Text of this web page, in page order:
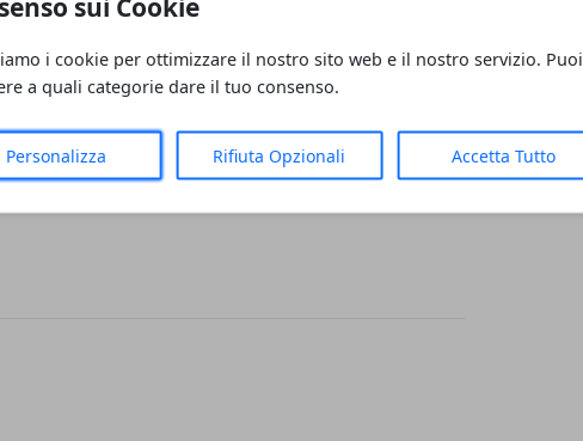
i cookie per ottimizzare il nostro sito web e il nostro servizio. Puoi
a quali categorie dare il tuo consenso.
Personalizza Rifiuta Opzionali Accetta Tutto
superiore, o universitaria, ed una
inviaci il tuo curriculum a:
al numero 06.540.9694 per fissare un